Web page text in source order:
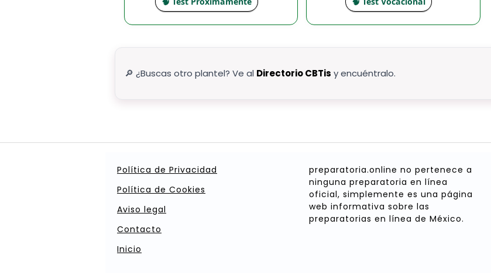
🔎 ¿Buscas otro plantel? Ve al Directorio CBTis y encuéntralo.
Política de Privacidad
Política de Cookies
Aviso legal
Contacto
Inicio
preparatoria.online no pertenece a
ninguna preparatoria en línea
oficial, simplemente es una página
web informativa sobre las
preparatorias en línea de México.